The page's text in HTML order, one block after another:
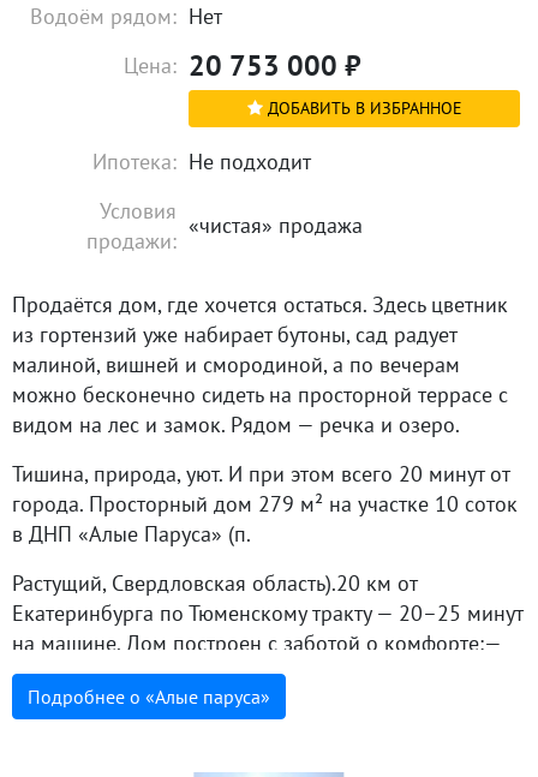
Водоём рядом: Нет
Цена: 20 753 000 ₽
ДОБАВИТЬ В ИЗБРАННОЕ
Ипотека: Не подходит
Условия
продажи:
«чистая» продажа
Продаётся дом, где хочется остаться. Здесь цветник
из гортензий уже набирает бутоны, сад радует
малиной, вишней и смородиной, а по вечерам
можно бесконечно сидеть на просторной террасе с
видом на лес и замок. Рядом — речка и озеро.
Тишина, природа, уют. И при этом всего 20 минут от
города. Просторный дом 279 м² на участке 10 соток
в ДНП «Алые Паруса» (п.
Растущий, Свердловская область).20 км от
Екатеринбурга по Тюменскому тракту — 20–25 минут
на машине. Дом построен с заботой о комфорте:—
твинблок 600×400, свайный ростверк с монолитной
плитой, бетонные перекрытия— высота потолков на
Подробнее о «Алые паруса»